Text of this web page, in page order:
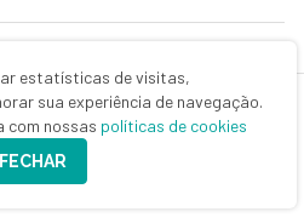
estatísticas de visitas,
sua experiência de navegação.
com nossas políticas de cookies
FECHAR